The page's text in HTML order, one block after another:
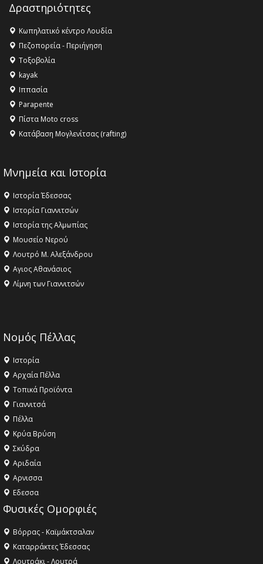
16:27 - Όλυμπος: Εντάχθηκε στον Κατάλογο Παγκόσμιας
Κληρονομιάς της UNESCO – Ομόφωνη η απόφαση Ο
Όλυμπος αναγνωρίστηκε ως φυσικό και πολιτιστικό
αγαθό εξέχουσας οικουμενικής αξίας για την
ανθρωπότητα
16:18 -
ΣΤΗΝ ΕΔΕΣΣΑ
Δραστηριότητες
Κωπηλατικό κέντρο Λουδία
Πεζοπορεία - Περιήγηση
Τοξοβολία
kayak
Ιππασία
Parapente
Πίστα Moto cross
Κατάβαση Μογλενίτσας (rafting)
Μνημεία και Ιστορία
Ιστορία Έδεσσας
Ιστορία Γιαννιτσών
Ιστορία της Αλμωπίας
Μουσείο Νερού
Λουτρό Μ. Αλεξάνδρου
Αγιος Αθανάσιος
Λίμνη των Γιαννιτσών
Νομός Πέλλας
Ιστορία
Αρχαία Πέλλα
Τοπικά Προϊόντα
Γιαννιτσά
Πέλλα
Κρύα Βρύση
Σκύδρα
Αριδαία
Aρνισσα
Eδεσσα
Φυσικές Ομορφιές
Βόρρας - Καϊμάκτσαλαν
Καταρράκτες Έδεσσας
Λουτράκι - Λουτρά